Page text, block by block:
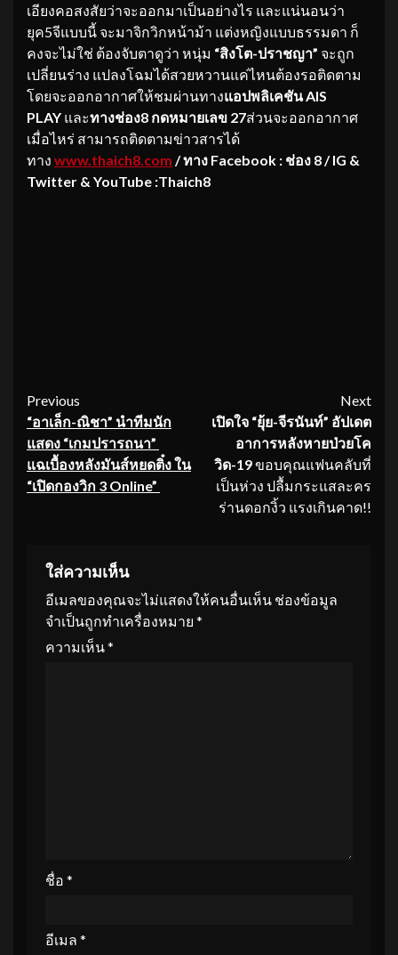
เอียงคอสงสัยว่าจะออกมาเป็นอย่างไร และแน่นอนว่า
ยุค5จีแบบนี้ จะมาจิกวิกหน้าม้า แต่งหญิงแบบธรรมดา ก็
คงจะไม่ใช่ ต้องจับตาดูว่า หนุ่ม “สิงโต-ปราชญา” จะถูก
เปลี่ยนร่าง แปลงโฉมได้สวยหวานแค่ไหนต้องรอติดตาม
โดยจะออกอากาศให้ชมผ่านทางแอปพลิเคชัน AIS
PLAY และทางช่อง8 กดหมายเลข 27ส่วนจะออกอากาศ
เมื่อไหร่ สามารถติดตามข่าวสารได้
ทาง www.thaich8.com / ทาง Facebook : ช่อง 8 / IG &
Twitter & YouTube :Thaich8
Continue
Reading
Previous
“อาเล็ก-ณิชา” นำทีมนัก
แสดง “เกมปรารถนา”
แฉเบื้องหลังมันส์หยดติ๋ง ใน
“เปิดกองวิก 3 Online”
Next
เปิดใจ “ยุ้ย-จีรนันท์” อัปเดต
อาการหลังหายป่วยโค
วิด-19ขอบคุณแฟนคลับที่
เป็นห่วง ปลื้มกระแสละคร
ร่านดอกงิ้ว แรงเกินคาด!!
ใส่ความเห็น
อีเมลของคุณจะไม่แสดงให้คนอื่นเห็น ช่องข้อมูล
จำเป็นถูกทำเครื่องหมาย *
ความเห็น*
ชื่อ *
อีเมล *